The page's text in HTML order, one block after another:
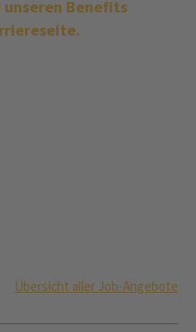
Benefits
Übersicht aller Job-Angebote